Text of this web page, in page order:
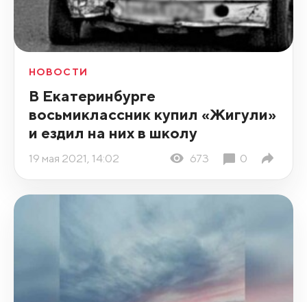
НОВОСТИ
В Екатеринбурге
восьмиклассник купил «Жигули»
и ездил на них в школу
19 мая 2021, 14:02 673 0